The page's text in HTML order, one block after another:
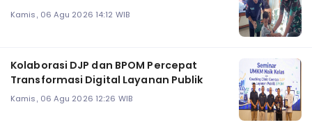
Kamis, 06 Agu 2026 14:12 WIB
Kolaborasi DJP dan BPOM Percepat
Transformasi Digital Layanan Publik
Kamis, 06 Agu 2026 12:26 WIB